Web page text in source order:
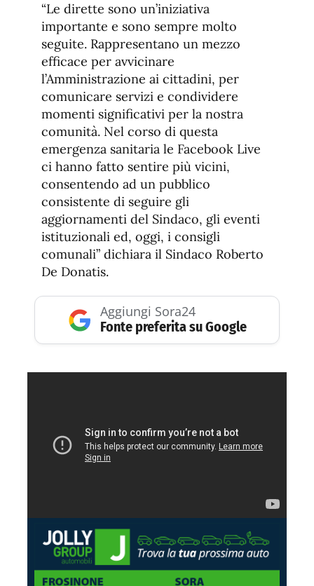
“Le dirette sono un’iniziativa
importante e sono sempre molto
seguite. Rappresentano un mezzo
efficace per avvicinare
l’Amministrazione ai cittadini, per
comunicare servizi e condividere
momenti significativi per la nostra
comunità. Nel corso di questa
emergenza sanitaria le Facebook Live
ci hanno fatto sentire più vicini,
consentendo ad un pubblico
consistente di seguire gli
aggiornamenti del Sindaco, gli eventi
istituzionali ed, oggi, i consigli
comunali” dichiara il Sindaco Roberto
De Donatis.
Aggiungi Sora24
Fonte preferita su Google